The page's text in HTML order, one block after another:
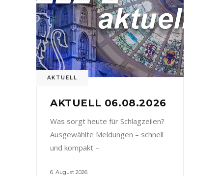
AKTUELL
AKTUELL 06.08.2026
Was sorgt heute für Schlagzeilen?
Ausgewählte Meldungen – schnell
und kompakt –
6. August 2026